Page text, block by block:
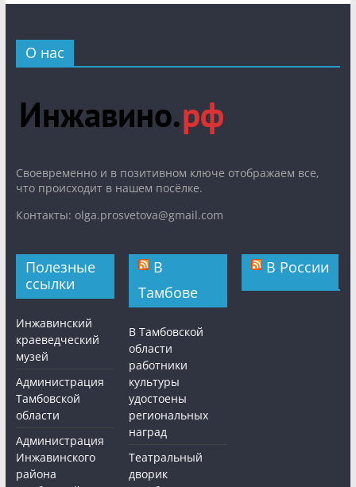
О нас
Cвоевременно и в позитивном ключе отображаем все,
что происходит в нашем посёлке.
Контакты: olga.prosvetova@gmail.com
Полезные
ссылки
Инжавинский
краеведческий
музей
Администрация
Тамбовской
области
Администрация
Инжавинского
района
В
Тамбове
В Тамбовской
области
работники
культуры
удостоены
региональных
наград
Театральный
дворик
В России